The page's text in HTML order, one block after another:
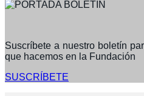
Suscríbete a nuestro boletín
que hacemos en la Fundación
SUSCRÍBETE